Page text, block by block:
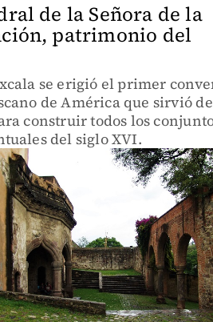
de la Señora de la
patrimonio del
se erigió el primer
de América que sirvió de
construir todos los
del siglo XVI.